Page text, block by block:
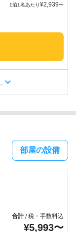
1泊1名あたり¥2,939〜
部屋の設備
合計/税・手数料込
¥5,993〜